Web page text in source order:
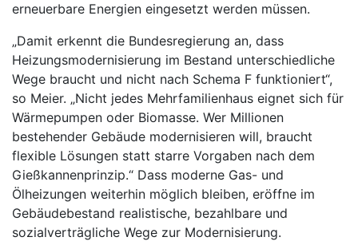
erneuerbare Energien eingesetzt werden müssen.
„Damit erkennt die Bundesregierung an, dass
Heizungsmodernisierung im Bestand unterschiedliche
Wege braucht und nicht nach Schema F funktioniert“,
so Meier. „Nicht jedes Mehrfamilienhaus eignet sich für
Wärmepumpen oder Biomasse. Wer Millionen
bestehender Gebäude modernisieren will, braucht
flexible Lösungen statt starre Vorgaben nach dem
Gießkannenprinzip.“ Dass moderne Gas- und
Ölheizungen weiterhin möglich bleiben, eröffne im
Gebäudebestand realistische, bezahlbare und
sozialverträgliche Wege zur Modernisierung.